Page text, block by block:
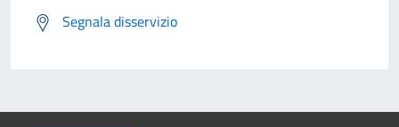
Segnala disservizio